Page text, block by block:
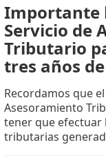
Importante
Servicio de
Tributario
tres años
Recordamos que
Asesoramiento
tener que efectuar
tributarias